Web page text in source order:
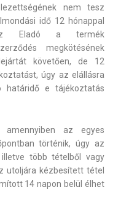
nem tesz
idő 12 hónappal
az Eladó a termék
megkötésének
követően, de 12
úgy az elállásra
határidő e tájékoztatás
amennyiben az egyes
történik, úgy az
több tételből vagy
utoljára kézbesített tétel
14 napon belül élhet